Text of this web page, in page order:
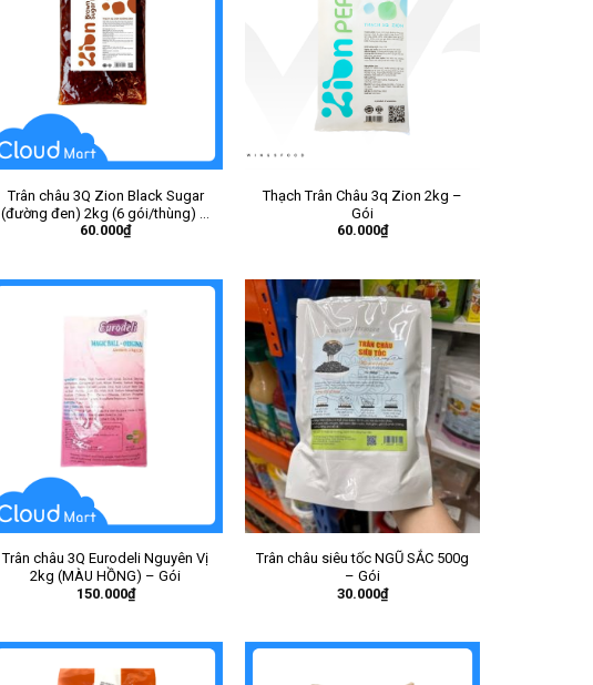
Trân châu 3Q Zion Black Sugar
(đường đen) 2kg (6 gói/thùng) –
Gói
60.000₫
Thạch Trân Châu 3q Zion 2kg –
Gói
60.000₫
Trân châu 3Q Eurodeli Nguyên Vị
2kg (MÀU HỒNG) – Gói
150.000₫
Trân châu siêu tốc NGŨ SẮC 500g
– Gói
30.000₫